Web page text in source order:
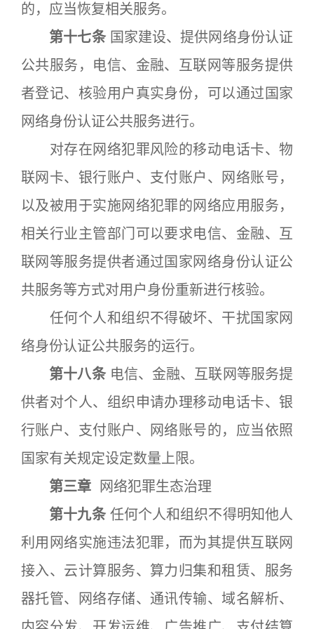
的，应当恢复相关服务。
第十七条国家建设、提供网络身份认证
公共服务，电信、金融、互联网等服务提供
者登记、核验用户真实身份，可以通过国家
网络身份认证公共服务进行。
对存在网络犯罪风险的移动电话卡、物
联网卡、银行账户、支付账户、网络账号，
以及被用于实施网络犯罪的网络应用服务，
相关行业主管部门可以要求电信、金融、互
联网等服务提供者通过国家网络身份认证公
共服务等方式对用户身份重新进行核验。
任何个人和组织不得破坏、干扰国家网
络身份认证公共服务的运行。
第十八条电信、金融、互联网等服务提
供者对个人、组织申请办理移动电话卡、银
行账户、支付账户、网络账号的，应当依照
国家有关规定设定数量上限。
第三章 网络犯罪生态治理
第十九条任何个人和组织不得明知他人
利用网络实施违法犯罪，而为其提供互联网
接入、云计算服务、算力归集和租赁、服务
器托管、网络存储、通讯传输、域名解析、